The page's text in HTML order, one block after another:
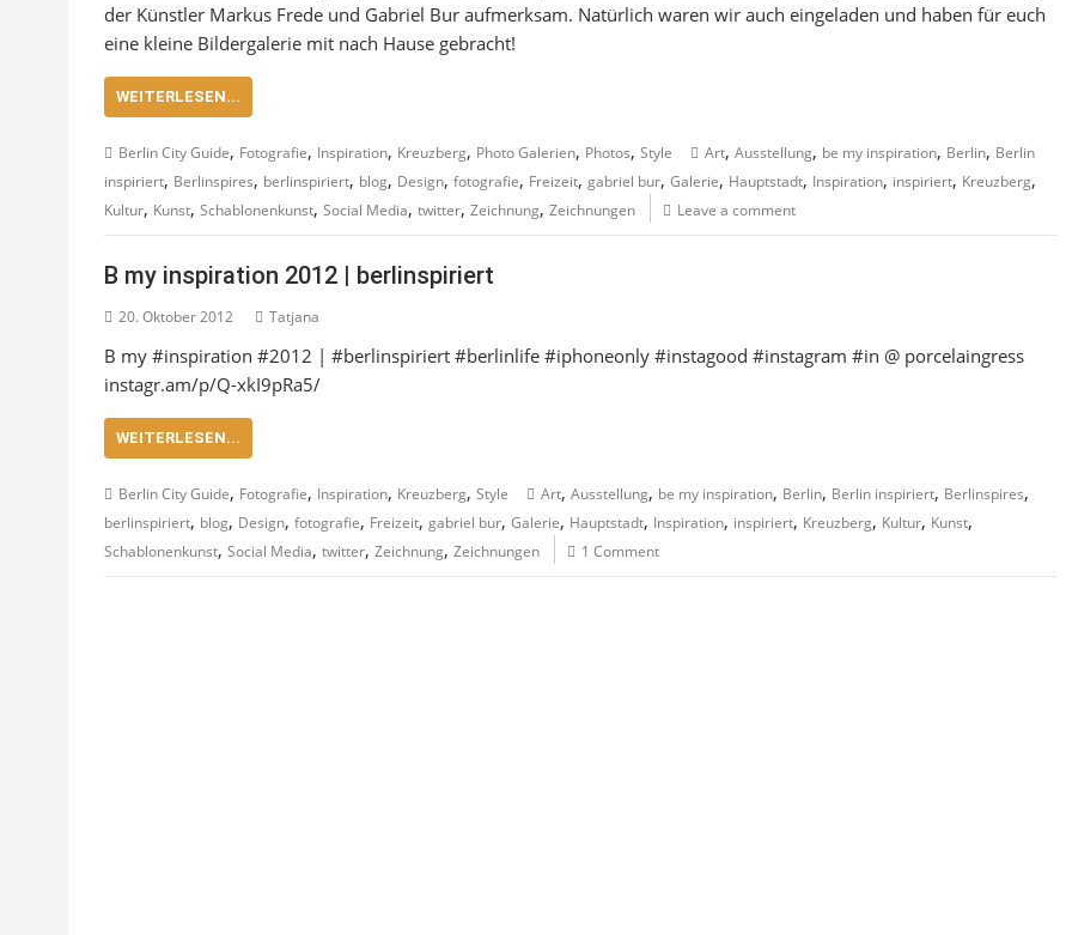
der Künstler Markus Frede und Gabriel Bur aufmerksam. Natürlich waren wir auch eingeladen und haben für euch
eine kleine Bildergalerie mit nach Hause gebracht!
WEITERLESEN...
Berlin City Guide, Fotografie, Inspiration, Kreuzberg, Photo Galerien, Photos, Style Art, Ausstellung, be my inspiration, Berlin, Berlin
inspiriert, Berlinspires, berlinspiriert, blog, Design, fotografie, Freizeit, gabriel bur, Galerie, Hauptstadt, Inspiration, inspiriert, Kreuzberg,
Kultur, Kunst, Schablonenkunst, Social Media, twitter, Zeichnung, Zeichnungen Leave a comment
B my inspiration 2012 | berlinspiriert
20. Oktober 2012 Tatjana
B my #inspiration #2012 | #berlinspiriert #berlinlife #iphoneonly #instagood #instagram #in @ porcelaingress
instagr.am/p/Q-xkI9pRa5/
WEITERLESEN...
Berlin City Guide, Fotografie, Inspiration, Kreuzberg, Style Art, Ausstellung, be my inspiration, Berlin, Berlin inspiriert, Berlinspires,
berlinspiriert, blog, Design, fotografie, Freizeit, gabriel bur, Galerie, Hauptstadt, Inspiration, inspiriert, Kreuzberg, Kultur, Kunst,
Schablonenkunst, Social Media, twitter, Zeichnung, Zeichnungen 1 Comment